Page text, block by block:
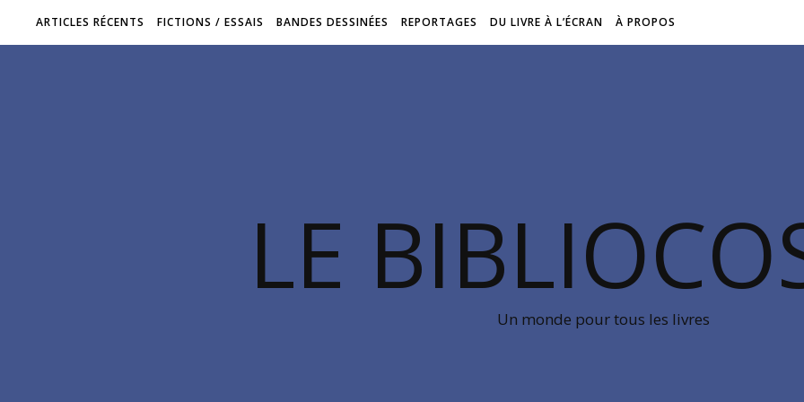
ARTICLES RÉCENTS FICTIONS / ESSAIS BANDES DESSINÉES REPORTAGES DU LIVRE À L’ÉCRAN À PROPOS
LE
Un monde pour tous les livres